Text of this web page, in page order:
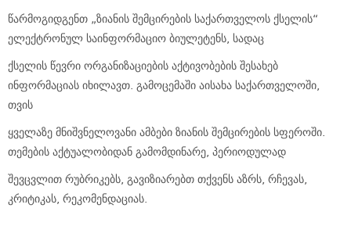
წარმოგიდგენთ „ზიანის შემცირების საქართველოს ქსელის“
ელექტრონულ საინფორმაციო ბიულეტენს, სადაც
ქსელის წევრი ორგანიზაციების აქტივობების შესახებ
ინფორმაციას იხილავთ. გამოცემაში აისახა საქართველოში,
თვის
ყველაზე მნიშვნელოვანი ამბები ზიანის შემცირების სფეროში.
თემების აქტუალობიდან გამომდინარე, პერიოდულად
შევცვლით რუბრიკებს, გავიზიარებთ თქვენს აზრს, რჩევას,
კრიტიკას, რეკომენდაციას.